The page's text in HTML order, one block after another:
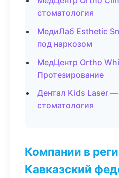
стоматология
МедиЛаб Esthetic
под наркозом
МедЦентр Ortho
Протезирование
Дентал Kids Laser —
стоматология
Компании в
Кавказский